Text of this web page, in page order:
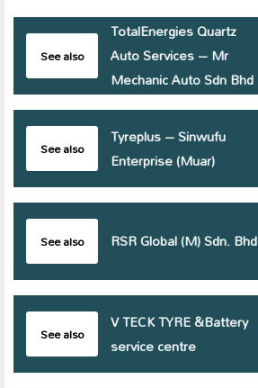
See also
TotalEnergies Quartz
Auto Services – Mr
Mechanic Auto Sdn Bhd
See also
Tyreplus – Sinwufu
Enterprise (Muar)
See also RSR Global (M) Sdn. Bhd
See also
V TECK TYRE &Battery
service centre